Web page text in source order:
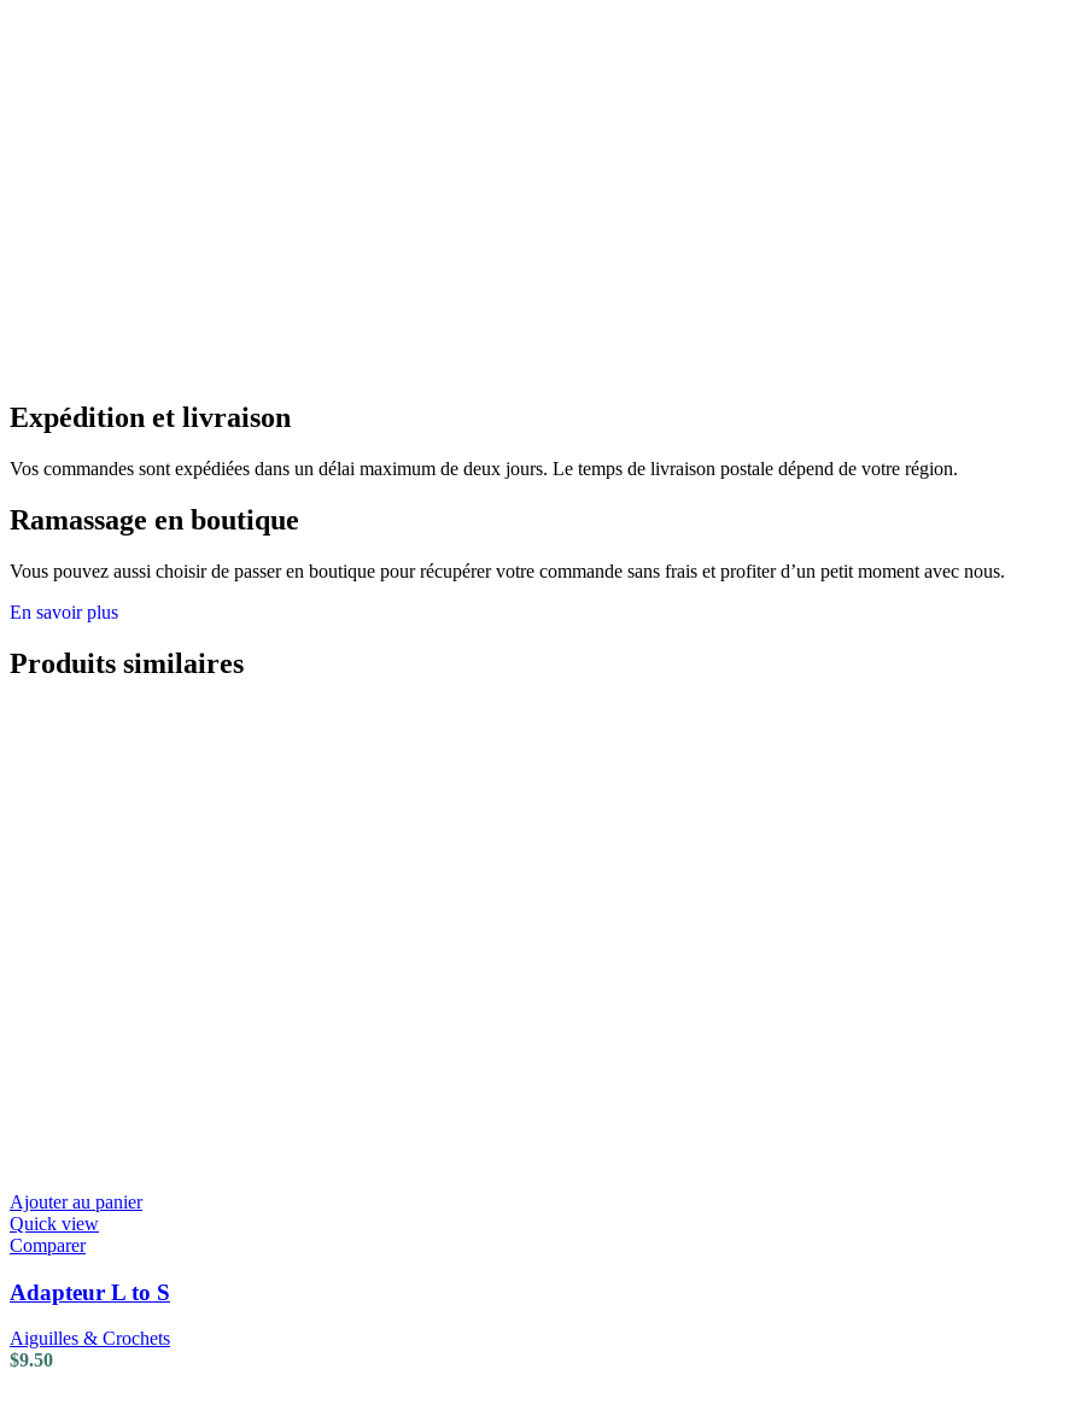
Expédition et livraison
Vos commandes sont expédiées dans un délai maximum de deux jours. Le temps de livraison postale dépend de votre région.
Ramassage en boutique
Vous pouvez aussi choisir de passer en boutique pour récupérer votre commande sans frais et profiter d’un petit moment avec nous.
En savoir plus
Produits similaires
Ajouter au panier
Quick view
Comparer
Adapteur L to S
Aiguilles & Crochets
$9.50